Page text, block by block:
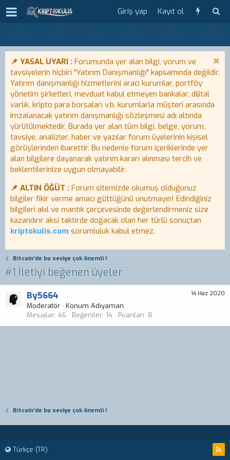
Giriş yap Kayıt ol
📌 YASAL UYARI : Forumunda yer alan bilgi, yorum ve
tavsiyelerin hiçbiri "Yatırım Danışmanlığı" kapsamında değildir.
Yatırım danışmanlığı hizmetlerini aracı kurumlar, portföy
yönetim şirketleri, mevduat kabul etmeyen bankalar, dijital
varlık, kripto para borsaları v.b. kurumlarla müşteri arasında
imzalanacak yatırım danışmanlığı sözleşmesi adı altında
yürütülmektedir. Burada yer alan tüm bilgi, belge, yorum,
tavsiye, analizler, haber ve yazılar forum üyelerinin kişisel
görüşlerinden ibarettir. Bu nedenle forum içeriklerinde yer
alan bilgilere dayanarak yatırım kararı alınması tercih ve
beklentilerinize uygun olmayabilir.
📌 ALTIN ÖĞÜT : Forum sitemizde okumuş olduğunuz
bilgiler fikir verme amacı güttüğünü unutmayın! Edindiğiniz
bilgileri akıl ve mantık çerçevesinde değerlendirmeniz size
kazandırır aksi taktirde doğacak olan her türlü sonuçtan
kriptokulis.com sorumluluk kabul etmez.
Bitcoin'de bu seviye çok önemli !
#1 İletiyi beğenen üyeler
14 Haz 2020
By5664
Moderatör · Konum Adıyaman
Mesajlar 46 Beğeniler 14 Puanları 8
Bitcoin'de bu seviye çok önemli !
Türkçe (TR)